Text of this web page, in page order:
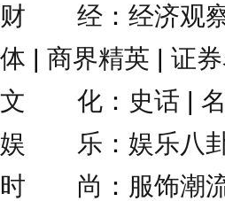
财 经 ： 经济观
体 | 商界精英 | 证
文 化 ： 史话 |
娱 乐 ： 娱乐八
时 尚 ： 服饰潮